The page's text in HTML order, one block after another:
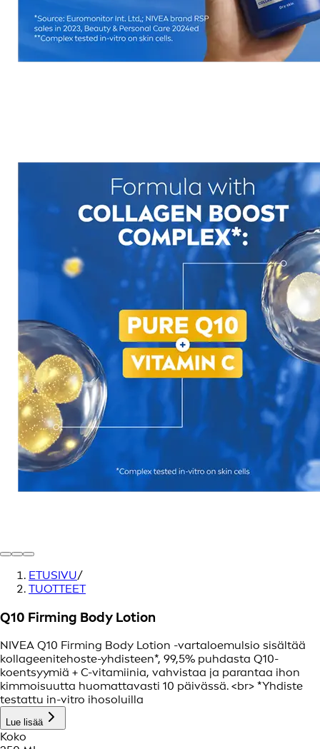
ETUSIVU/
TUOTTEET
Q10 Firming Body Lotion
NIVEA Q10 Firming Body Lotion -vartaloemulsio sisältää
kollageenitehoste-yhdisteen*, 99,5% puhdasta Q10-
koentsyymiä + C-vitamiinia, vahvistaa ja parantaa ihon
kimmoisuutta huomattavasti 10 päivässä. <br> *Yhdiste
testattu in-vitro ihosoluilla
Lue lisää
Koko